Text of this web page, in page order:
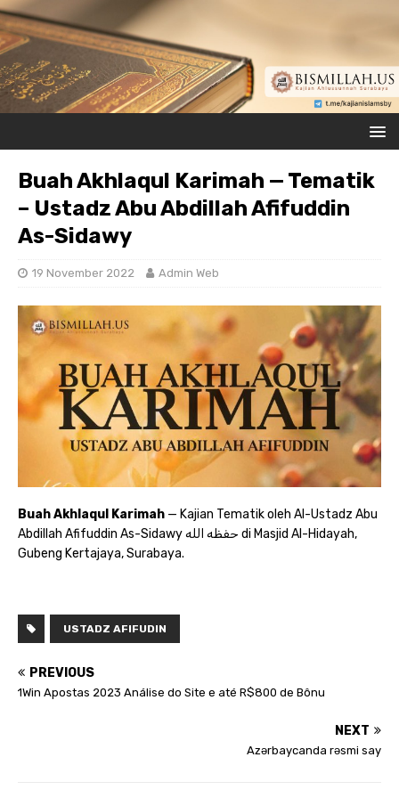
Buah Akhlaqul Karimah — Tematik
– Ustadz Abu Abdillah Afifuddin
As-Sidawy
19 November 2022 Admin Web
Buah Akhlaqul Karimah — Kajian Tematik oleh Al-Ustadz Abu
Abdillah Afifuddin As-Sidawy حفظه الله di Masjid Al-Hidayah,
Gubeng Kertajaya, Surabaya.
USTADZ AFIFUDIN
PREVIOUS
1Win Apostas 2023 Análise do Site e até R$800 de Bônu
NEXT
Azərbaycanda rəsmi say